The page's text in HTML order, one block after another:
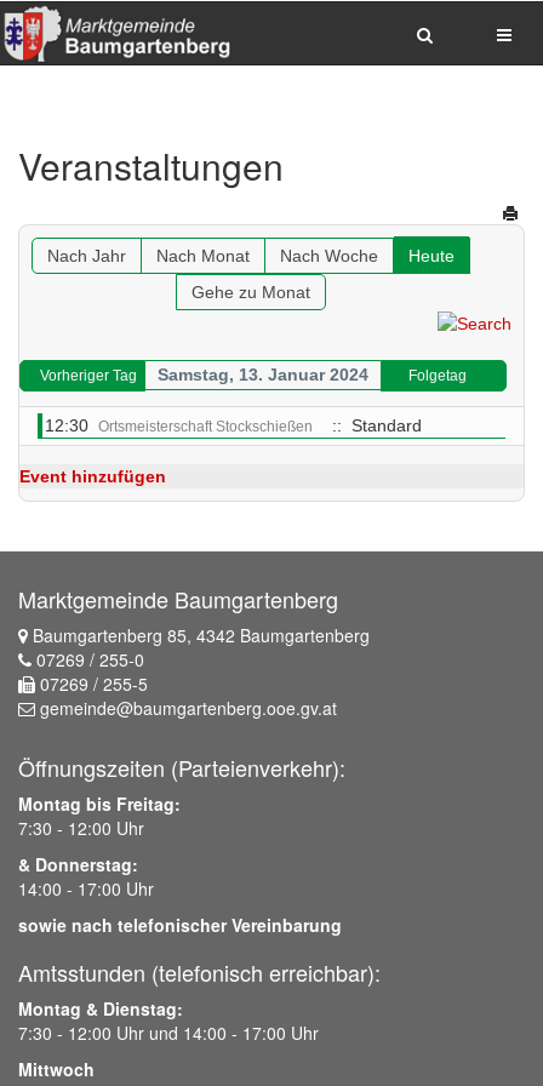
Sitemap anzeigen
Suche
E-Mail senden
Anfahrt via Google Maps planen
Veranstaltungen
Nach Jahr Nach Monat Nach Woche
Heute
Gehe zu Monat
Vorheriger Tag Samstag, 13. Januar 2024 Folgetag
12:30 Ortsmeisterschaft Stockschießen :: Standard
Event hinzufügen
Marktgemeinde Baumgartenberg
Baumgartenberg 85, 4342 Baumgartenberg
07269 / 255-0
07269 / 255-5
gemeinde@baumgartenberg.ooe.gv.at
Öffnungszeiten (Parteienverkehr):
Montag bis Freitag:
7:30 - 12:00 Uhr
& Donnerstag:
14:00 - 17:00 Uhr
sowie nach telefonischer Vereinbarung
Amtsstunden (telefonisch erreichbar):
Montag & Dienstag:
7:30 - 12:00 Uhr und 14:00 - 17:00 Uhr
Mittwoch